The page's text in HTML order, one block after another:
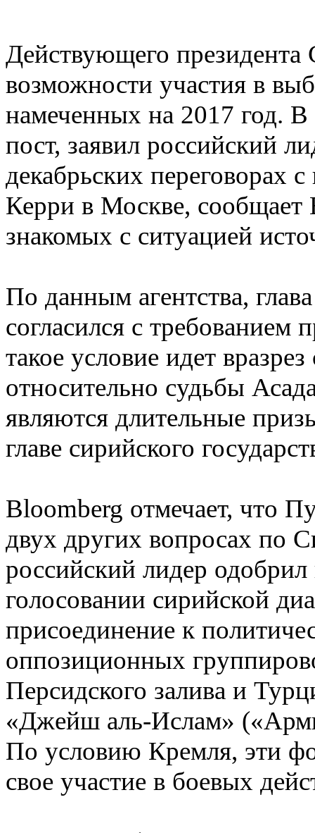
Действующего
возможности участия в
намеченных на 2017 год. В
пост, заявил российский
декабрьских
Керри в Москве, сообщает
знакомых с ситуацией
По данным агентства,
согласился с требованием
такое условие идет
относительно судьбы
являются длительные
главе сирийского
Bloomberg отмечает, что
двух других вопросах по
российский лидер
голосовании сирийской
присоединение к
оппозиционных
Персидского залива и
«Джейш аль-Ислам»
По условию Кремля, эти
свое участие в боевых